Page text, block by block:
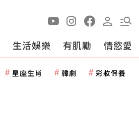
生活娛樂 有肌勵 情慾愛
星座生肖 韓劇 彩妝保養